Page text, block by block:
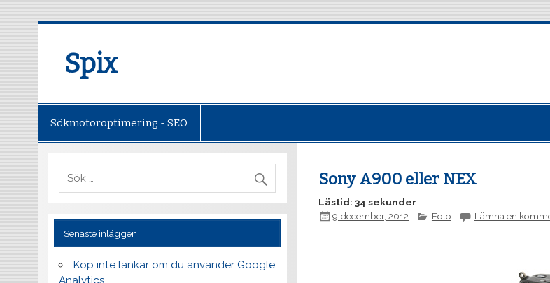
Spix
Sökmotoroptimering - SEO
Sony A900 eller NEX
Lästid: 34 sekunder
9 december, 2012
Foto Lämna en
Senaste inläggen
Köp inte länkar om du använder Google
Analytics